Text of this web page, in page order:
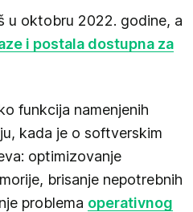
u oktobru 2022. godine, a
i postala dostupna za
funkcija namenjenih
kada je o softverskim
optimizovanje
brisanje nepotrebnih
problema operativnog